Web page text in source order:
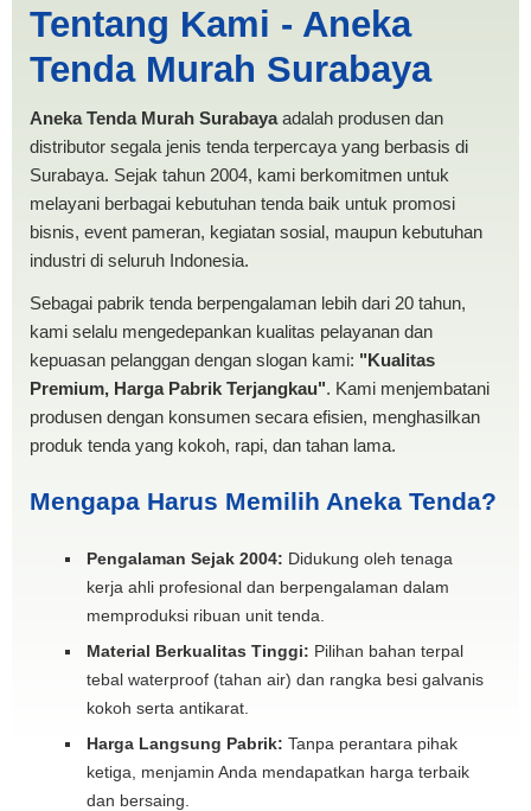
Baubau | PRODUKSI ANEKA
TENDA MURAH
Tentang Kami - Aneka
Tenda Murah Surabaya
Aneka Tenda Murah Surabayaadalah produsen dan
distributor segala jenis tenda terpercaya yang berbasis di
Surabaya. Sejak tahun 2004, kami berkomitmen untuk
melayani berbagai kebutuhan tenda baik untuk promosi
bisnis, event pameran, kegiatan sosial, maupun kebutuhan
industri di seluruh Indonesia.
Sebagai pabrik tenda berpengalaman lebih dari 20 tahun,
kami selalu mengedepankan kualitas pelayanan dan
kepuasan pelanggan dengan slogan kami: "Kualitas
Premium, Harga Pabrik Terjangkau". Kami menjembatani
produsen dengan konsumen secara efisien, menghasilkan
produk tenda yang kokoh, rapi, dan tahan lama.
Mengapa Harus Memilih Aneka Tenda?
Pengalaman Sejak 2004: Didukung oleh tenaga
kerja ahli profesional dan berpengalaman dalam
memproduksi ribuan unit tenda.
Material Berkualitas Tinggi: Pilihan bahan terpal
tebal waterproof (tahan air) dan rangka besi galvanis
kokoh serta antikarat.
Harga Langsung Pabrik: Tanpa perantara pihak
ketiga, menjamin Anda mendapatkan harga terbaik
dan bersaing.